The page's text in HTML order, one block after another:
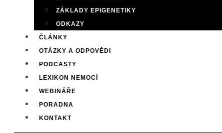
ZÁKLADY EPIGENETIKY
ODKAZY
ČLÁNKY
OTÁZKY A ODPOVĚDI
PODCASTY
LEXIKON NEMOCÍ
WEBINÁŘE
PORADNA
KONTAKT